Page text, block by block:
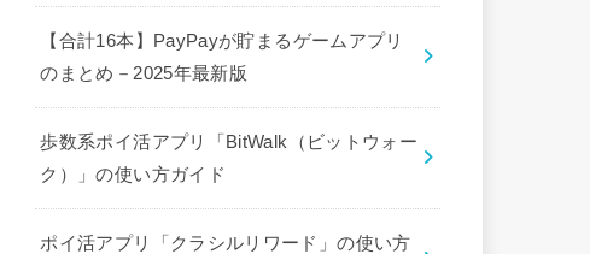
【合計16本】PayPayが貯まるゲームアプリ
のまとめ－2025年最新版
歩数系ポイ活アプリ「BitWalk（ビットウォー
ク）」の使い方ガイド
ポイ活アプリ「クラシルリワード」の使い方